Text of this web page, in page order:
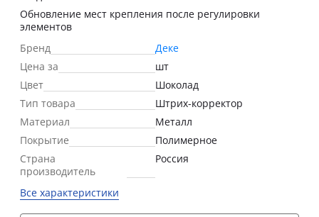
Обновление мест крепления после регулировки
элементов
Бренд
Деке
Цена за
шт
Цвет
Шоколад
Тип товара
Штрих-корректор
Материал
Металл
Покрытие
Полимерное
Страна
производитель
Россия
Все характеристики